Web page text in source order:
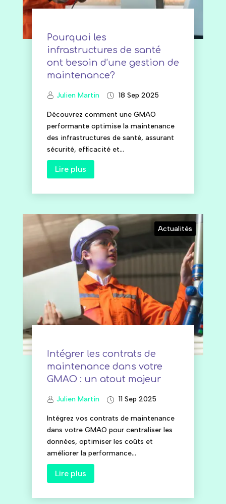
Pourquoi les
infrastructures de santé
ont besoin d’une gestion de
maintenance?
Julien Martin 18 Sep 2025
Découvrez comment une GMAO
performante optimise la maintenance
des infrastructures de santé, assurant
sécurité, efficacité et...
Lire plus
Actualités
Intégrer les contrats de
maintenance dans votre
GMAO : un atout majeur
Julien Martin 11 Sep 2025
Intégrez vos contrats de maintenance
dans votre GMAO pour centraliser les
données, optimiser les coûts et
améliorer la performance...
Lire plus